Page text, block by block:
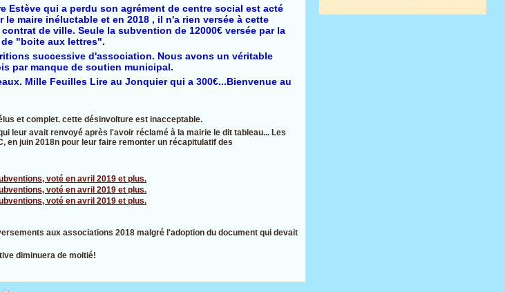
Estève qui a perdu son agrément de centre social est acté
maire inéluctable et en 2018 , il n'a rien versée à cette
de ville. Seule la subvention de 12000€ versée par la
"boite aux lettres".
successive d'association. Nous avons un véritable
par manque de soutien municipal.
Mille Feuilles Lire au Jonquier qui a 300€...Bienvenue au
et complet. cette désinvolture est inacceptable.
leur avait renvoyé après l'avoir réclamé à la mairie le dit tableau... Les
en juin 2018n pour leur faire remonter un récapitulatif des
aux associations 2018 malgré l'adoption du document qui devait
diminuera de moitié!